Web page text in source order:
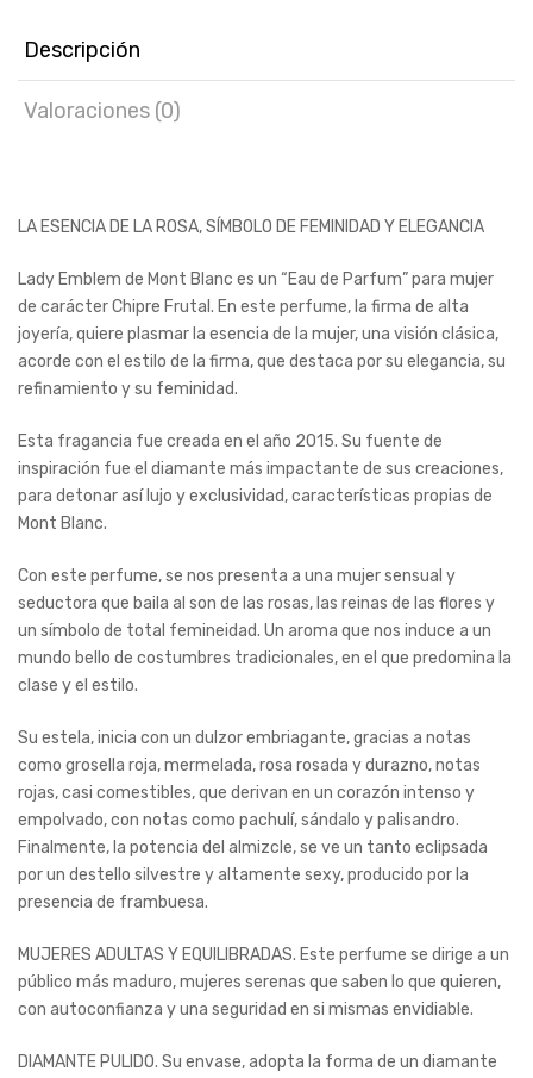
Descripción
Valoraciones (0)
LA ESENCIA DE LA ROSA, SÍMBOLO DE FEMINIDAD Y ELEGANCIA
Lady Emblem de Mont Blanc es un “Eau de Parfum” para mujer
de carácter Chipre Frutal. En este perfume, la firma de alta
joyería, quiere plasmar la esencia de la mujer, una visión clásica,
acorde con el estilo de la firma, que destaca por su elegancia, su
refinamiento y su feminidad.
Esta fragancia fue creada en el año 2015. Su fuente de
inspiración fue el diamante más impactante de sus creaciones,
para detonar así lujo y exclusividad, características propias de
Mont Blanc.
Con este perfume, se nos presenta a una mujer sensual y
seductora que baila al son de las rosas, las reinas de las flores y
un símbolo de total femineidad. Un aroma que nos induce a un
mundo bello de costumbres tradicionales, en el que predomina la
clase y el estilo.
Su estela, inicia con un dulzor embriagante, gracias a notas
como grosella roja, mermelada, rosa rosada y durazno, notas
rojas, casi comestibles, que derivan en un corazón intenso y
empolvado, con notas como pachulí, sándalo y palisandro.
Finalmente, la potencia del almizcle, se ve un tanto eclipsada
por un destello silvestre y altamente sexy, producido por la
presencia de frambuesa.
MUJERES ADULTAS Y EQUILIBRADAS. Este perfume se dirige a un
público más maduro, mujeres serenas que saben lo que quieren,
con autoconfianza y una seguridad en si mismas envidiable.
DIAMANTE PULIDO. Su envase, adopta la forma de un diamante